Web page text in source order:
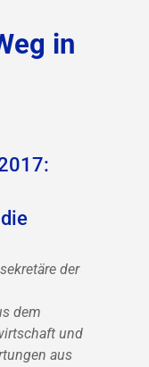
in
der
dem
und
aus